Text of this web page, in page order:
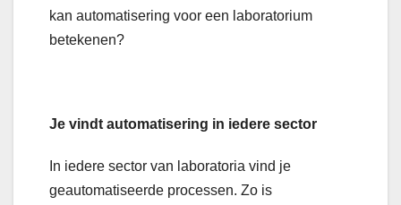
kan automatisering voor een laboratorium
betekenen?
Je vindt automatisering in iedere sector
In iedere sector van laboratoria vind je
geautomatiseerde processen. Zo is